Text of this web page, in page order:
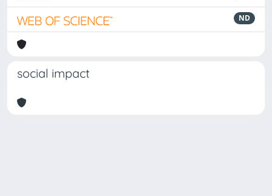
ND
social impact